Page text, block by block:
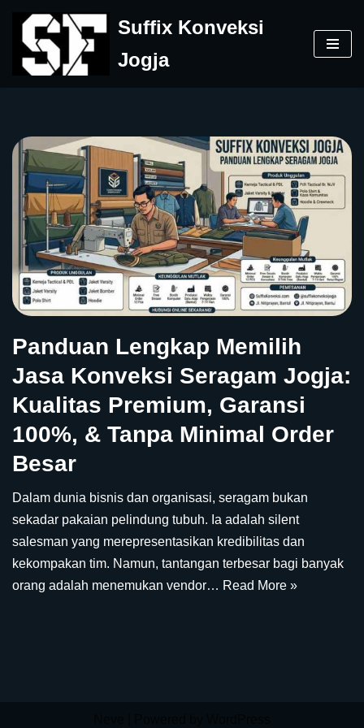
Skip
to
Suffix Konveksi
Jogja
Panduan Lengkap Memilih
Jasa Konveksi Seragam Jogja:
Kualitas Premium, Garansi
100%, & Tanpa Minimal Order
Besar
Dalam dunia bisnis dan organisasi, seragam bukan
sekadar pakaian pelindung tubuh. Ia adalah silent
salesman yang merepresentasikan kredibilitas dan
kekompakan tim. Namun, tantangan terbesar bagi banyak
orang adalah menemukan vendor… Read More »